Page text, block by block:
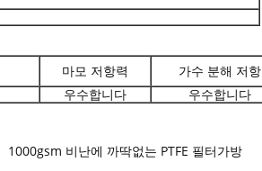
마모 저항력 가수 분해 저항
우수합니다 우수합니다
1000gsm 비난에 까딱없는 PTFE 필터가방